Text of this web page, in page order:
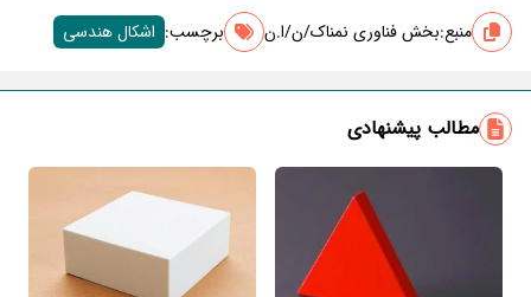
منبع:بخش فناوری نمناک/ن/ا.ن برچسب‌: اشکال هندسی
مطالب پیشنهادی